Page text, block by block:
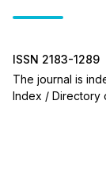
ISSN 2183-1289
The journal is
Index / Directory